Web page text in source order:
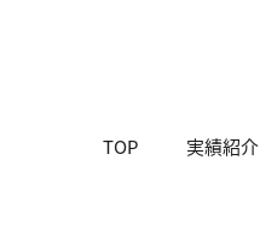
TOP 実績紹介